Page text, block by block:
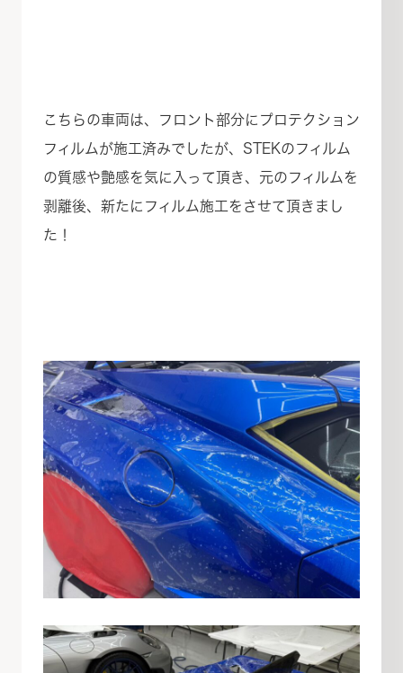
こちらの車両は、フロント部分にプロテクション
フィルムが施工済みでしたが、STEKのフィルム
の質感や艶感を気に入って頂き、元のフィルムを
剥離後、新たにフィルム施工をさせて頂きまし
た！